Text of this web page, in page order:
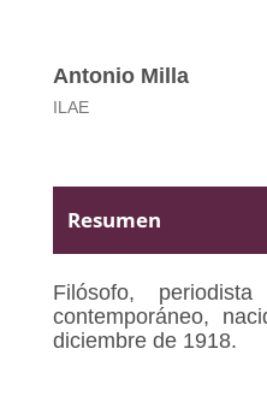
Antonio Milla
ILAE
Resumen
Filósofo,
contemporáneo,
diciembre de 1918.